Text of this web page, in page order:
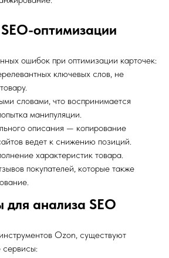
оптимизации
ошибок при оптимизации карточек:
ключевых слов, не
словами, что воспринимается
манипуляции.
описания — копирование
ведет к снижению позиций.
характеристик товара.
покупателей, которые также
для анализа SEO
Ozon, существуют
сервисы: